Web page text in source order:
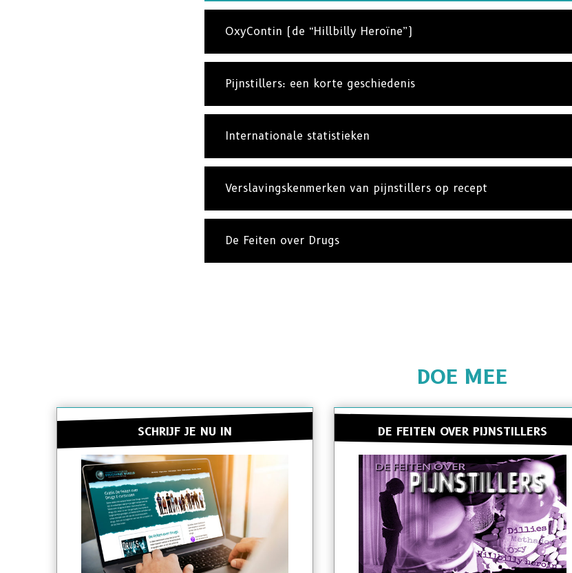
OxyContin (de “Hillbilly Heroïne”)
Pijnstillers: een korte geschiedenis
Internationale statistieken
Verslavingskenmerken van pijnstillers op recept
De Feiten over Drugs
DOE MEE
SCHRIJF JE NU IN DE FEITEN OVER PIJNSTILLERS